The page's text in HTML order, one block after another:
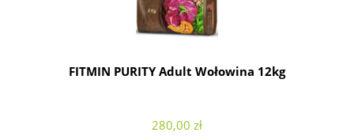
FITMIN PURITY Adult Wołowina 12kg
280,00 zł